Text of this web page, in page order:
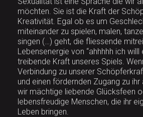
möchten. Sie ist die Kraft der
Kreativität. Egal ob es um
miteinander zu spielen, malen,
singen (…) geht, die fliessende
Lebensenergie von “ahhhhh ich willl
treibende Kraft unseres Spiels.
Verbindung zu unserer
und einen fördernden Zugang zu
wir mächtige liebende Glücksfeen
lebensfreudige Menschen, die ihr
Leben bringen.